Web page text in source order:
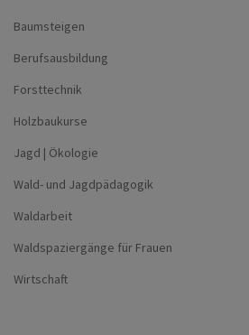
Baumsteigen
Berufsausbildung
Forsttechnik
Holzbaukurse
Jagd | Ökologie
Wald- und Jagdpädagogik
Waldarbeit
Waldspaziergänge für Frauen
Wirtschaft